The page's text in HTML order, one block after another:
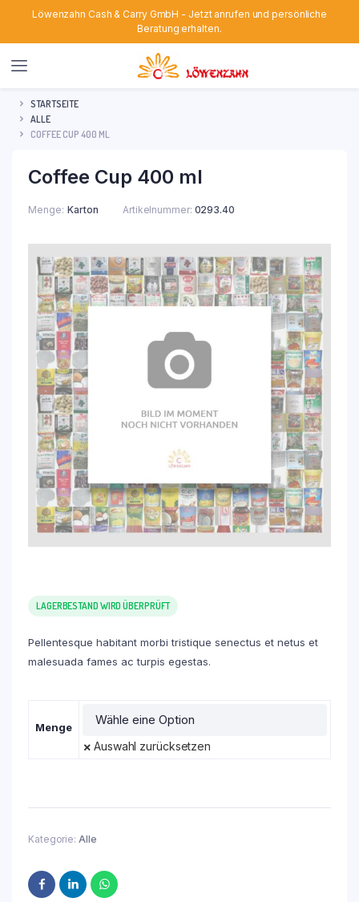
Löwenzahn Cash & Carry GmbH - Jetzt anrufen und persönliche
Beratung erhalten.
STARTSEITE
ALLE
COFFEE CUP 400 ML
Coffee Cup 400 ml
Menge Karton Artikelnummer: 0293.40
LAGERBESTAND WIRD ÜBERPRÜFT
Pellentesque habitant morbi tristique senectus et netus et
malesuada fames ac turpis egestas.
Menge
Auswahl zurücksetzen
Kategorie: Alle